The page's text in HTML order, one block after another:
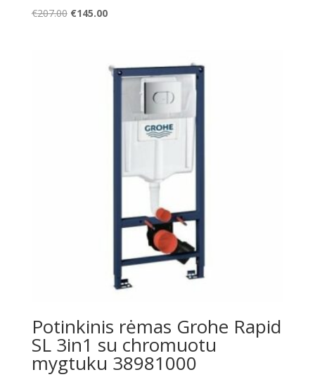
€207.00 Original
€145.00Current
Potinkinis rėmas Grohe Rapid
SL 3in1 su chromuotu
mygtuku 38981000